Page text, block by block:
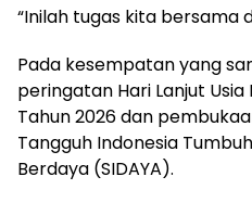
“Inilah tugas kita bersama
Pada kesempatan yang
peringatan Hari Lanjut Usia
Tahun 2026 dan
Tangguh Indonesia
Berdaya (SIDAYA).